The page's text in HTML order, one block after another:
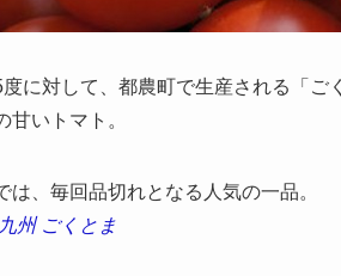
に対して、都農町で生産される「
甘いトマト。
、毎回品切れとなる人気の一品。
州 ごくとま